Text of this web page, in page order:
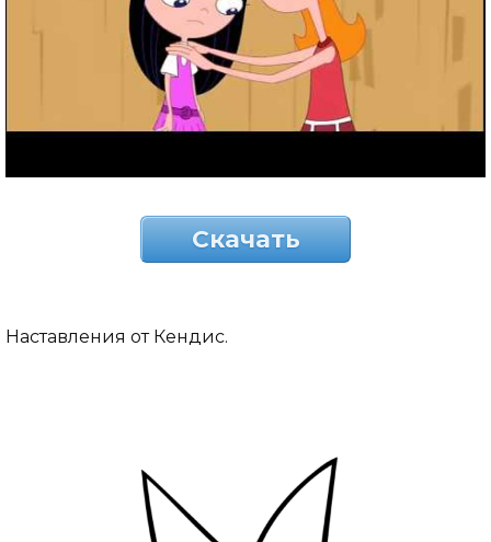
Скачать
Наставления от Кендис.